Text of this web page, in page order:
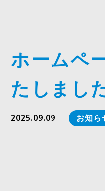
ホームペ
たしまし
2025.09.09 お知ら